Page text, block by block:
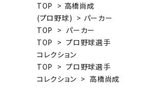
プロ野球選手コレクション
日本プロサッカー選手会シリーズ
水泳競技選手コレクション
Tシャツ
パーカー
期間限定販売アイテム
特集ページ
ウォーレン･クロマティ
特集ページ
競走馬コレクション
TOP > 高橋尚成
(プロ野球) > パーカー
TOP > パーカー
TOP > プロ野球選手
コレクション
TOP > プロ野球選手
コレクション > 高橋尚成